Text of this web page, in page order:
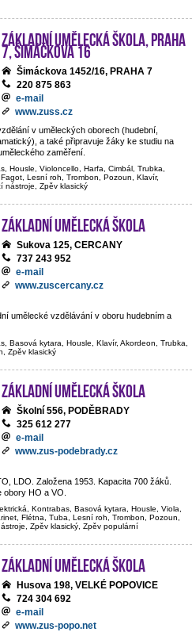
Základní umělecká škola, Praha
7, Šimáčkova 16
Šimáckova 1452/16, PRAHA 7
220 875 863
e-mail
www.zuss.cz
v uměleckých oborech (hudební,
a také připravuje žáky ke studiu na
zaměření.
Housle, Violoncello, Harfa, Cimbál, Trubka,
Lesní roh, Trombon, Pozoun, Klavír,
nástroje, Zpěv klasický
Základní umělecká škola
Sukova 125, CERCANY
737 243 952
e-mail
www.zuscercany.cz
umělecké vzdělávání v oboru hudebním a
Basová kytara, Housle, Klavír, Akordeon, Trubka,
Zpěv klasický
Základní umělecká škola
Školní 556, PODĚBRADY
325 612 277
e-mail
www.zus-podebrady.cz
LDO. Založena 1953. Kapacita 700 žáků.
HO a VO.
Kontrabas, Basová kytara, Housle, Viola,
Flétna, Tuba, Lesní roh, Trombon, Pozoun,
Zpěv klasický, Zpěv populární
Základní umělecká škola
Husova 198, VELKÉ POPOVICE
724 304 692
e-mail
www.zus-popo.net